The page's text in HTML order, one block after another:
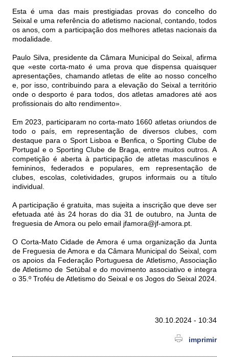
Esta é uma das mais prestigiadas provas do concelho do
Seixal e uma referência do atletismo nacional, contando, todos
os anos, com a participação dos melhores atletas nacionais da
modalidade.
Paulo Silva, presidente da Câmara Municipal do Seixal, afirma
que «este corta-mato é uma prova que dispensa quaisquer
apresentações, chamando atletas de elite ao nosso concelho
e, por isso, contribuindo para a elevação do Seixal a território
onde o desporto é para todos, dos atletas amadores até aos
profissionais do alto rendimento».
Em 2023, participaram no corta-mato 1660 atletas oriundos de
todo o país, em representação de diversos clubes, com
destaque para o Sport Lisboa e Benfica, o Sporting Clube de
Portugal e o Sporting Clube de Braga, entre muitos outros. A
competição é aberta à participação de atletas masculinos e
femininos, federados e populares, em representação de
clubes, escolas, coletividades, grupos informais ou a título
individual.
A participação é gratuita, mas sujeita a inscrição que deve ser
efetuada até às 24 horas do dia 31 de outubro, na Junta de
freguesia de Amora ou pelo email jfamora@jf-amora.pt.
O Corta-Mato Cidade de Amora é uma organização da Junta
de Freguesia de Amora e da Câmara Municipal do Seixal, com
os apoios da Federação Portuguesa de Atletismo, Associação
de Atletismo de Setúbal e do movimento associativo e integra
o 35.º Troféu de Atletismo do Seixal e os Jogos do Seixal 2024.
30.10.2024 - 10:34
imprimir